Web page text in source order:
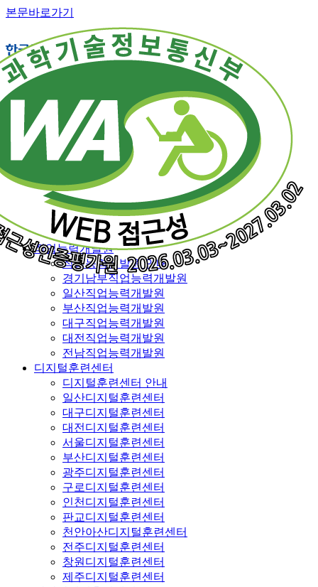
본문바로가기
직업능력개발 소개
교육훈련 체계
훈련직종
융복합훈련
일반훈련
특화훈련
맞춤훈련
재직근로자 능력향상훈련
특별과정
전국 훈련기관 지도
직업능력개발원
직업능력개발원 안내
경기남부직업능력개발원
일산직업능력개발원
부산직업능력개발원
대구직업능력개발원
대전직업능력개발원
전남직업능력개발원
디지털훈련센터
디지털훈련센터 안내
일산디지털훈련센터
대구디지털훈련센터
대전디지털훈련센터
서울디지털훈련센터
부산디지털훈련센터
광주디지털훈련센터
구로디지털훈련센터
인천디지털훈련센터
판교디지털훈련센터
천안아산디지털훈련센터
전주디지털훈련센터
창원디지털훈련센터
제주디지털훈련센터